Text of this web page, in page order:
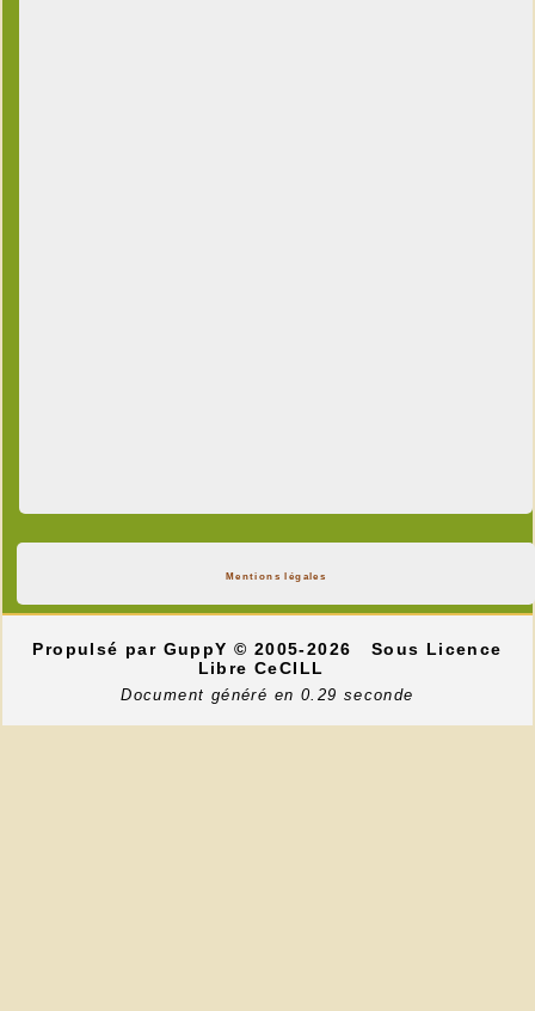
Mentions légales
Propulsé par GuppY© 2005-2026
Sous Licence
Libre CeCILL
Document généré en 0.29 seconde